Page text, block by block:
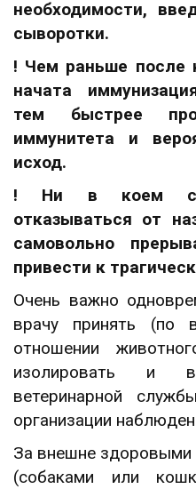
необходимости,
сыворотки.
! Чем раньше после
начата
тем быстрее
иммунитета и
исход.
! Ни в коем
отказываться от
самовольно
привести к
Очень важно
врачу принять (по
отношении
изолировать и
ветеринарной
организации
За внешне
(собаками или